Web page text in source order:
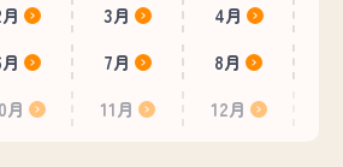
3月
4月
7月
8月
月 11月 12月